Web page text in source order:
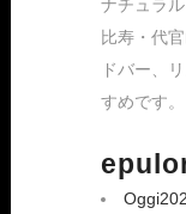
ナチュラ
比寿・代
ドバー、
すめです。